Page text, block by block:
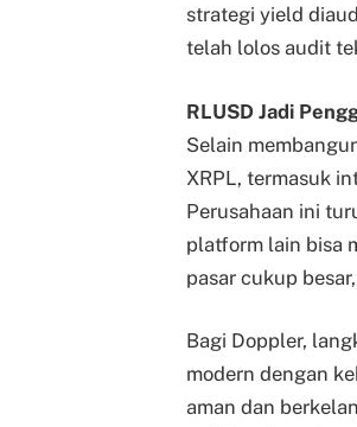
strategi yield
telah lolos audit
RLUSD Jadi
Selain
XRPL, termasuk
Perusahaan ini
platform lain bisa
pasar cukup
Bagi Doppler,
modern dengan
aman dan